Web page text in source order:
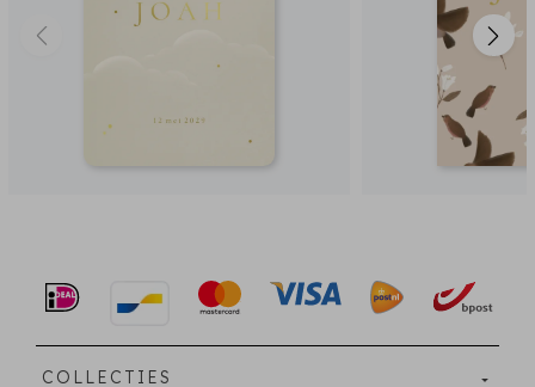
COLLECTIES